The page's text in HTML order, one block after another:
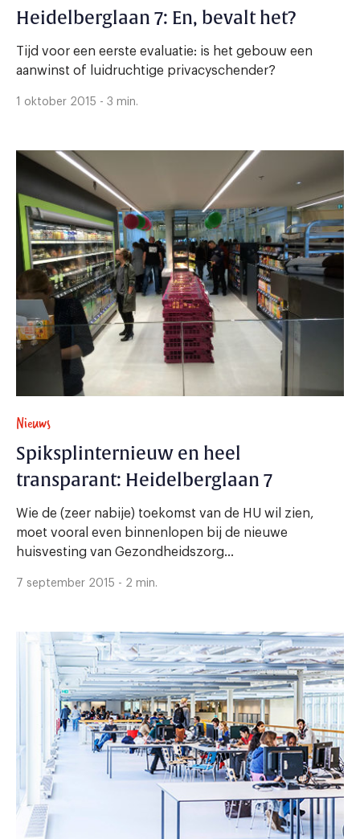
Heidelberglaan 7: En, bevalt het?
Tijd voor een eerste evaluatie: is het gebouw een
aanwinst of luidruchtige privacyschender?
1 oktober 2015 - 3 min.
Nieuws
Spiksplinternieuw en heel
transparant: Heidelberglaan 7
Wie de (zeer nabije) toekomst van de HU wil zien,
moet vooral even binnenlopen bij de nieuwe
huisvesting van Gezondheidszorg...
7 september 2015 - 2 min.